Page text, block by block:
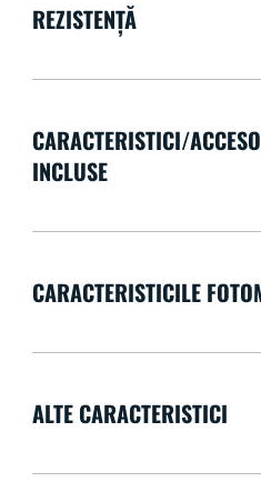
REZISTENȚĂ
CARACTERISTICI/
INCLUSE
CARACTERISTICILE
ALTE CARACTERISTICI